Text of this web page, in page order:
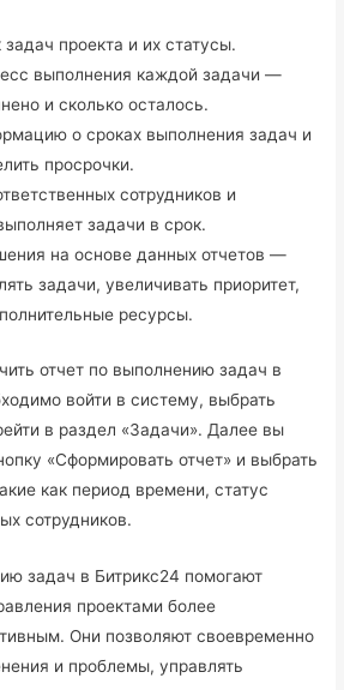
проекта и их статусы.
выполнения каждой задачи —
и сколько осталось.
о сроках выполнения задач и
просрочки.
сотрудников и
задачи в срок.
на основе данных отчетов —
задачи, увеличивать приоритет,
ресурсы.
отчет по выполнению задач в
войти в систему, выбрать
в раздел «Задачи». Далее вы
«Сформировать отчет» и выбрать
как период времени, статус
сотрудников.
задач в Битрикс24 помогают
проектами более
Они позволяют своевременно
и проблемы, управлять